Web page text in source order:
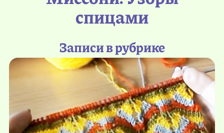
спицами
Записи в рубрике